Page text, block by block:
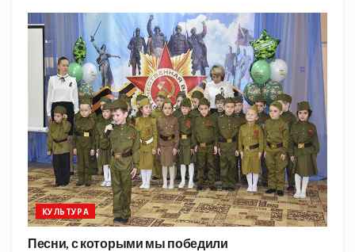
КУЛЬТУРА
Песни, с которыми мы победили